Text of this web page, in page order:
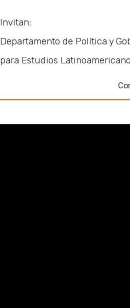
Invitan:
Departamento de Política y
para Estudios